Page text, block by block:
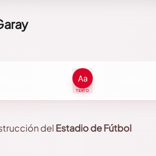
TEXTO
del Estadio de Fútbol